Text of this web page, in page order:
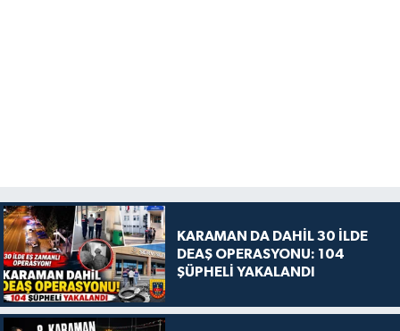
KARAMAN DA DAHİL 30 İLDE
DEAŞ OPERASYONU: 104
ŞÜPHELİ YAKALANDI